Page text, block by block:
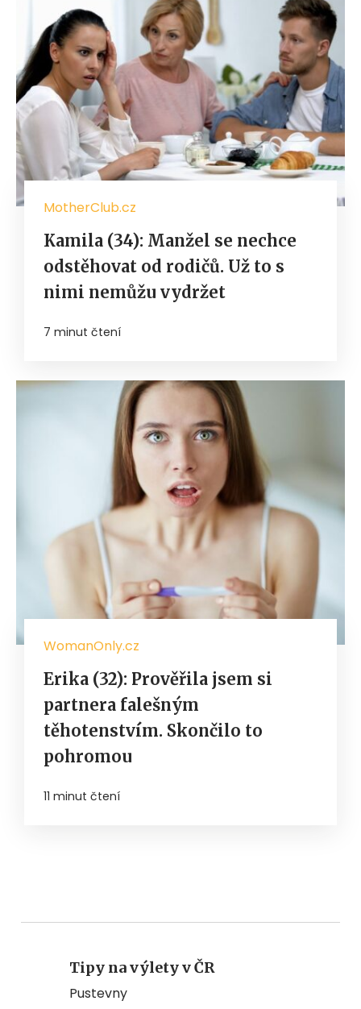
MotherClub.cz
Kamila (34): Manžel se nechce
odstěhovat od rodičů. Už to s
nimi nemůžu vydržet
7 minut čtení
WomanOnly.cz
Erika (32): Prověřila jsem si
partnera falešným
těhotenstvím. Skončilo to
pohromou
11 minut čtení
Tipy na výlety v ČR
Pustevny